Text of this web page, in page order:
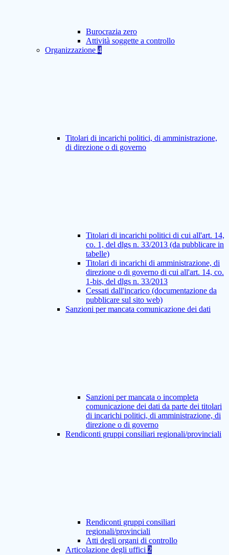
Burocrazia zero
Attività soggette a controllo
Organizzazione 4
Titolari di incarichi politici, di amministrazione,
di direzione o di governo
Titolari di incarichi politici di cui all'art. 14,
co. 1, del dlgs n. 33/2013 (da pubblicare in
tabelle)
Titolari di incarichi di amministrazione, di
direzione o di governo di cui all'art. 14, co.
1-bis, del dlgs n. 33/2013
Cessati dall'incarico (documentazione da
pubblicare sul sito web)
Sanzioni per mancata comunicazione dei dati
Sanzioni per mancata o incompleta
comunicazione dei dati da parte dei titolari
di incarichi politici, di amministrazione, di
direzione o di governo
Rendiconti gruppi consiliari regionali/provinciali
Rendiconti gruppi consiliari
regionali/provinciali
Atti degli organi di controllo
Articolazione degli uffici 2